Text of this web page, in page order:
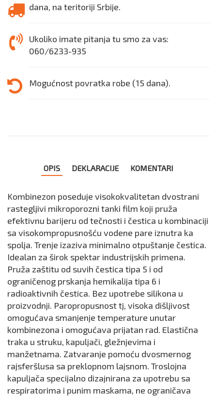
dana, na teritoriji Srbije.
Ukoliko imate pitanja tu smo za vas:
060/6233-935
Mogućnost povratka robe (15 dana).
OPIS DEKLARACIJE KOMENTARI
Kombinezon poseduje visokokvalitetan dvostrani
rastegljivi mikroporozni tanki film koji pruža
efektivnu barijeru od tečnosti i čestica u kombinaciji
sa visokompropusnošću vodene pare iznutra ka
spolja. Trenje izaziva minimalno otpuštanje čestica.
Idealan za širok spektar industrijskih primena.
Pruža zaštitu od suvih čestica tipa 5 i od
ograničenog prskanja hemikalija tipa 6 i
radioaktivnih čestica. Bez upotrebe silikona u
proizvodnji. Paropropusnost tj, visoka dišljivost
omogućava smanjenje temperature unutar
kombinezona i omogućava prijatan rad. Elastična
traka u struku, kapuljači, gležnjevima i
manžetnama. Zatvaranje pomoću dvosmernog
rajsferšlusa sa preklopnom lajsnom. Troslojna
kapuljača specijalno dizajnirana za upotrebu sa
respiratorima i punim maskama, ne ograničava